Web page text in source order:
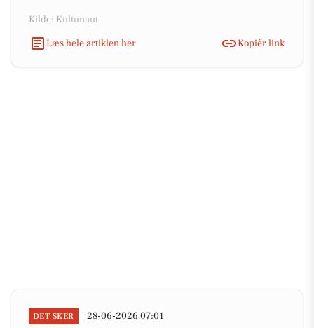
Kilde: Kultunaut
Læs hele artiklen her
Kopiér link
DET SKER 28-06-2026 07:01